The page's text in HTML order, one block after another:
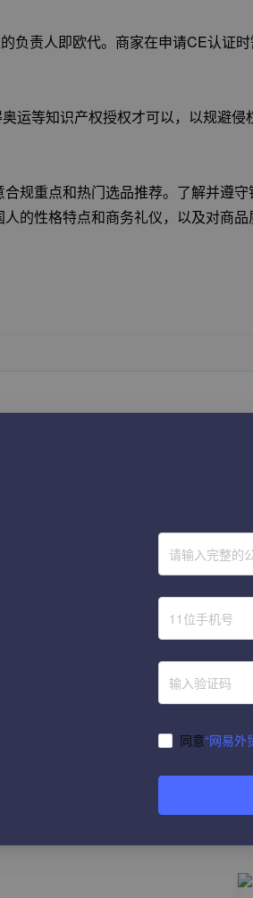
负责人即欧代。商家在申请CE认证时
运等知识产权授权才可以，以规避侵
规重点和热门选品推荐。了解并遵守
的性格特点和商务礼仪，以及对商品
请输入完整的
同意“网易外